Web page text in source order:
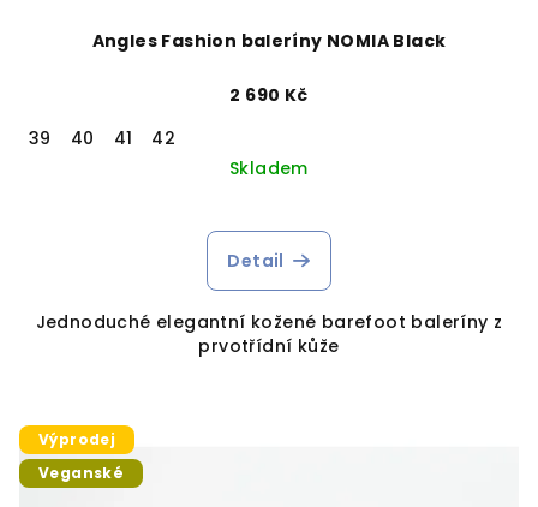
Angles Fashion baleríny NOMIA Black
2 690 Kč
39
40 41
42
Skladem
Detail
Jednoduché elegantní kožené barefoot baleríny z
prvotřídní kůže
Výprodej
Veganské